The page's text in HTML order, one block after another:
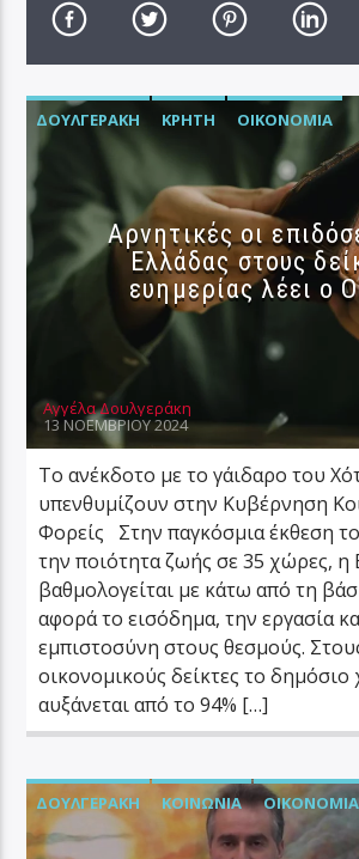
ΔΟΥΛΓΕΡΆΚΗ ΚΡΉΤΗ ΟΙΚΟΝΟΜΊΑ
Αρνητικές οι
Ελλάδας στους
ευημερίας λέει ο
Αγγέλα Δουλγεράκη
13 ΝΟΕΜΒΡΊΟΥ 2024
Το ανέκδοτο με το γάιδαρο του
υπενθυμίζουν στην Κυβέρνηση
Φορείς Στην παγκόσμια έκθεση
την ποιότητα ζωής σε 35 χώρες, η
βαθμολογείται με κάτω από τη
αφορά το εισόδημα, την εργασία
εμπιστοσύνη στους θεσμούς.
οικονομικούς δείκτες το δημόσιο
αυξάνεται από το 94% […]
ΔΟΥΛΓΕΡΆΚΗ ΚΟΙΝΩΝΊΑ ΟΙΚΟΝΟΜΊΑ